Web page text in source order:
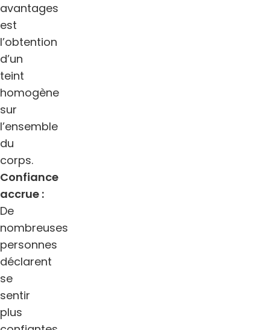
avantages
est
l’obtention
d’un
teint
homogène
sur
l’ensemble
du
corps.
Confiance
accrue :
De
nombreuses
personnes
déclarent
se
sentir
plus